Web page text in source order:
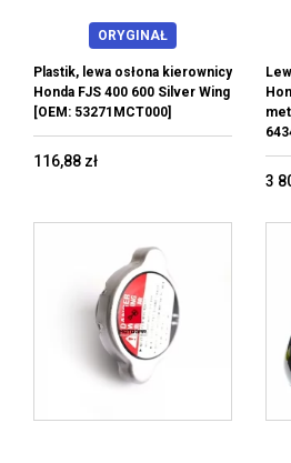
ORYGINAŁ
Plastik, lewa osłona kierownicy
Honda FJS 400 600 Silver Wing
[OEM: 53271MCT000]
116,88 zł
3